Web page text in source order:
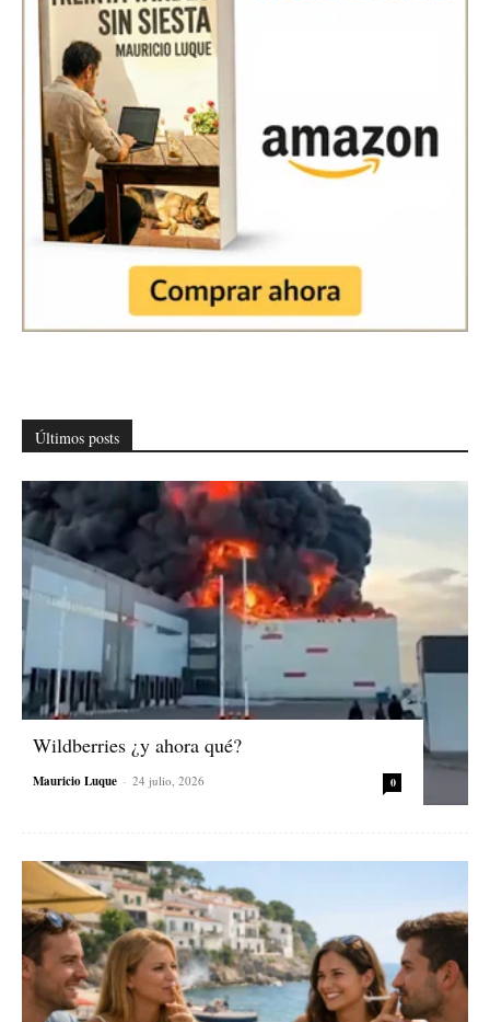
Últimos posts
Wildberries ¿y ahora qué?
Mauricio Luque - 24 julio, 2026 0